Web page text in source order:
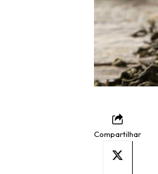
Compartilhar